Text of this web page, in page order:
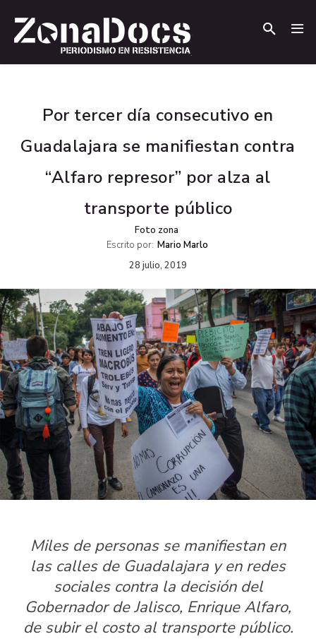
Por tercer día consecutivo en
Guadalajara se manifiestan contra
“Alfaro represor” por alza al
transporte público
Foto zona
Escrito por: Mario Marlo
28 julio, 2019
Miles de personas se manifiestan en
las calles de Guadalajara y en redes
sociales contra la decisión del
Gobernador de Jalisco, Enrique Alfaro,
de subir el costo al transporte público.